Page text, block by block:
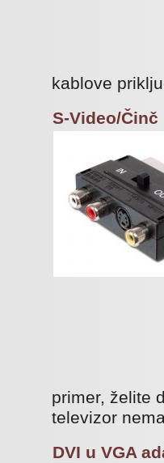
kablove
S-Video/Činč
primer, želite
televizor
DVI u VGA